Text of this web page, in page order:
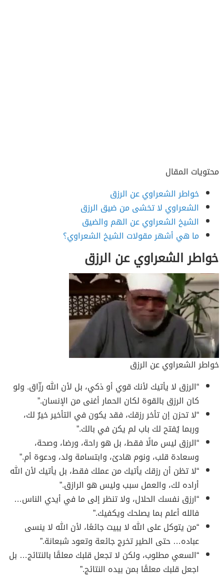
محتويات المقال
خواطر الشعراوي عن الرزق
الشعراوي لا تخشى من ضيق الرزق
الشيخ الشعراوي عن الهم والضيق
ما هي أشهر مقولات الشيخ الشعراوي؟
خواطر الشعراوي عن الرزق
خواطر الشعراوي عن الرزق
“الرزق لا يأتيك لأنك قوي أو ذكي، بل لأن الله رزّاق. ولو
كان الرزق بالقوة لكان الحمار أغنى من الإنسان.”
“لا تحزن إن تأخر رزقك، فقد يكون في التأخير خيرٌ لك،
وربما يُفتح لك باب لم يكن في بالك.”
“الرزق ليس مالًا فقط، بل هو راحة، ورضا، وصحة،
وسعادة قلب، ونوم هادئ، وابتسامة ولد، ودعوة أم.”
“لا تظن أن رزقك يأتيك من عملك فقط، بل يأتيك لأن الله
أراده لك، والعمل سبب وليس هو الرازق.”
“ارزق نفسك الحلال، ولا تنظر إلى ما في أيدي الناس…
فالله أعلم بما يصلحك ويكفيك.”
“من يتوكل على الله لا يبيت جائعًا، لأن الله لا ينسى
عباده… حتى الطير تخرج جائعة وتعود شبعانة.”
“السعي مطلوب، ولكن لا تجعل قلبك معلقًا بالنتائج… بل
اجعل قلبك معلقًا بمن بيده النتائج.”